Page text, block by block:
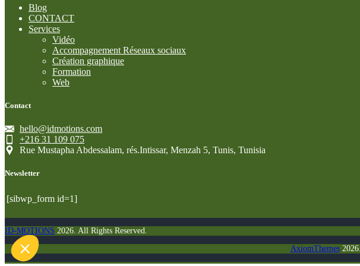
Blog
CONTACT
Services
Vidéo
Accompagnement Réseaux sociaux
Création graphique
Formation
Web
Contact
hello@idmotions.com
+216 31 109 075
Rue Mustapha Abdessalam, rés.Intissar, Menzah 5, Tunis, Tunisia
Newsletter
[sibwp_form id=1]
ID-MOTIONS 2026. All Rights Reserved.
AxiomThemes
On a attendu d'être sûrs que le contenu de ce site vous intéresse
avant de vous déranger, mais on aimerait bien vous
accompagner pendant votre visite...
Axeptio consent
Plateforme de Gestion du Consentement : Personnalisez vos Options
Notre plateforme vous permet d'adapter et de gérer vos paramètres de